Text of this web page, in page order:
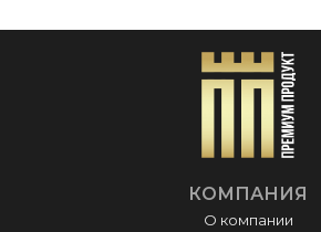
Баллон должен находиться всегда в
положении в сухом и прохладном месте.
Место расположения клапана должно
Температура хранения (+5°С)- (+25°С).
Объем баллона- 1000 млКОМПАНИЯ
О компании